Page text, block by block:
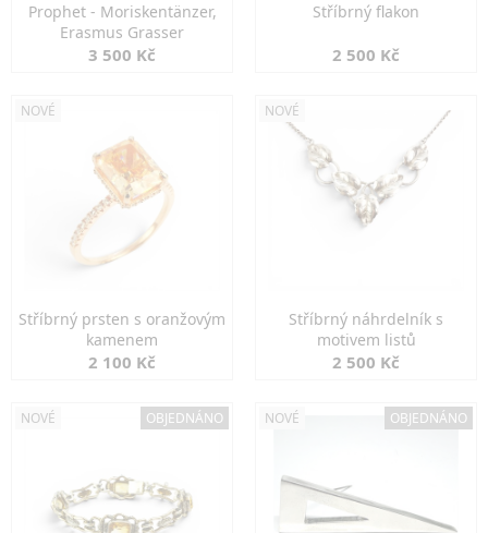
Prophet - Moriskentänzer,
Erasmus Grasser
3 500 Kč
Stříbrný flakon
2 500 Kč
NOVÉ
Stříbrný prsten s oranžovým
kamenem
2 100 Kč
NOVÉ
Stříbrný náhrdelník s
motivem listů
2 500 Kč
NOVÉ OBJEDNÁNO NOVÉ OBJEDNÁNO